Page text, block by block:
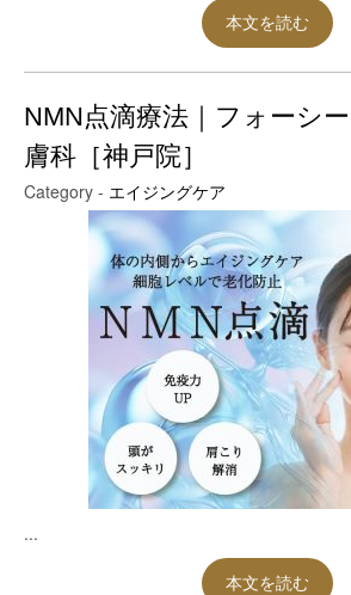
本文を読む
NMN点滴療法｜フォーシ
膚科［神戸院］
Category - エイジングケア
...
本文を読む